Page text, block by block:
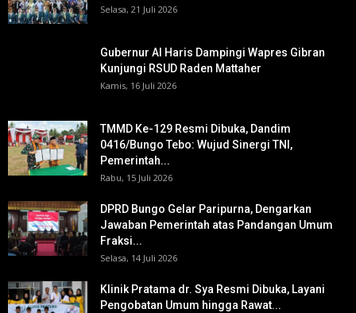
Selasa, 21 Juli 2026
Gubernur Al Haris Dampingi Wapres Gibran
Kunjungi RSUD Raden Mattaher
Kamis, 16 Juli 2026
TMMD Ke-129 Resmi Dibuka, Dandim
0416/Bungo Tebo: Wujud Sinergi TNI,
Pemerintah...
Rabu, 15 Juli 2026
DPRD Bungo Gelar Paripurna, Dengarkan
Jawaban Pemerintah atas Pandangan Umum
Fraksi...
Selasa, 14 Juli 2026
Klinik Pratama dr. Sya Resmi Dibuka, Layani
Pengobatan Umum hingga Rawat...